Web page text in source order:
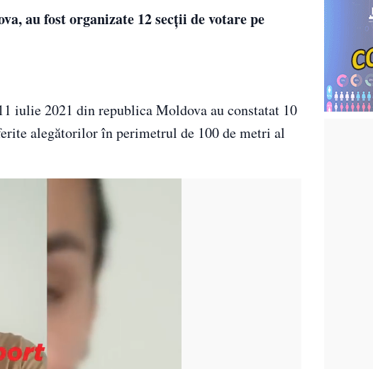
au fost organizate 12 secţii de votare pe
iulie 2021 din republica Moldova au constatat 10
alegătorilor în perimetrul de 100 de metri al